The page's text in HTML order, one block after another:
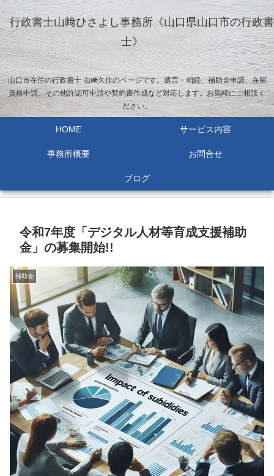
行政書士山﨑ひさよし事務所《山口県山口市の行政書
士》
山口市在住の行政書士 山﨑久佳のページです。遺言・相続、補助金申請、在留
資格申請、その他許認可申請や契約書作成など対応します。お気軽にご相談く
ださい。
HOME サービス内容
事務所概要 お問合せ
ブログ
令和7年度「デジタル人材等育成支援補助
金」の募集開始!!
補助金